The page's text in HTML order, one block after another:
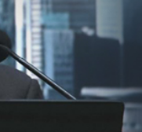
證文儒沉香從傳統
來瓊考察
約18億元
萬億 利潤總額近